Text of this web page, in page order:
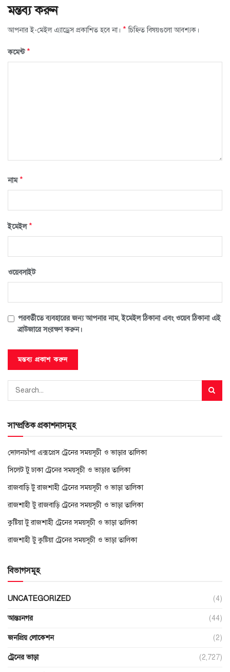
মন্তব্য করুন
আপনার ই-মেইল এ্যাড্রেস প্রকাশিত হবে না। * চিহ্নিত বিষয়গুলো আবশ্যক।
কমেন্ট*
নাম*
ইমেইল*
ওয়েবসাইট
পরবর্তীতে ব্যবহারের জন্য আপনার নাম, ইমেইল ঠিকানা এবং ওয়েব ঠিকানা এই
ব্রাউজারে সংরক্ষণ করুন।
সাম্প্রতিক প্রকাশনাসমূহ
দোলনচাঁপা এক্সপ্রেস ট্রেনের সময়সূচী ও ভাড়ার তালিকা
সিলেট টু ঢাকা ট্রেনের সময়সূচী ও ভাড়ার তালিকা
রাজবাড়ি টু রাজশাহী ট্রেনের সময়সূচী ও ভাড়া তালিকা
রাজশাহী টু রাজবাড়ি ট্রেনের সময়সূচী ও ভাড়া তালিকা
কুষ্টিয়া টু রাজশাহী ট্রেনের সময়সূচী ও ভাড়া তালিকা
রাজশাহী টু কুষ্টিয়া ট্রেনের সময়সূচী ও ভাড়া তালিকা
বিভাগসমূহ
UNCATEGORIZED (4)
আন্তঃনগর (44)
জনপ্রিয় লোকেশন (2)
ট্রেনের ভাড়া (2,727)